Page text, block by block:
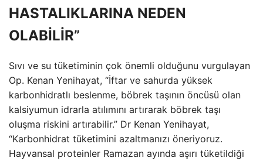
HASTALIKLARINA NEDEN
OLABİLİR”
Sıvı ve su tüketiminin çok önemli olduğunu vurgulayan
Op. Kenan Yenihayat, “İftar ve sahurda yüksek
karbonhidratlı beslenme, böbrek taşının öncüsü olan
kalsiyumun idrarla atılımını artırarak böbrek taşı
oluşma riskini artırabilir.” Dr Kenan Yenihayat,
“Karbonhidrat tüketimini azaltmanızı öneriyoruz.
Hayvansal proteinler Ramazan ayında aşırı tüketildiği